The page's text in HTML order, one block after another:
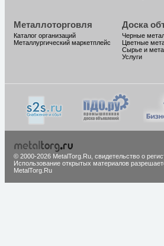
Металлоторговля
Каталог организаций
Металлургический маркетплейс
Доска
Черные
Цветные
Сырье и
Услуги
© 2000-2026 MetalTorg.Ru, cвидетельство о
Использование открытых материалов
MetalTorg.Ru